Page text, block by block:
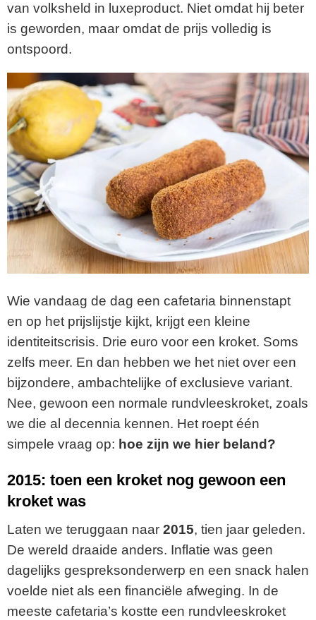
van volksheld in luxeproduct. Niet omdat hij beter
is geworden, maar omdat de prijs volledig is
ontspoord.
Wie vandaag de dag een cafetaria binnenstapt
en op het prijslijstje kijkt, krijgt een kleine
identiteitscrisis. Drie euro voor een kroket. Soms
zelfs meer. En dan hebben we het niet over een
bijzondere, ambachtelijke of exclusieve variant.
Nee, gewoon een normale rundvleeskroket, zoals
we die al decennia kennen. Het roept één
simpele vraag op: hoe zijn we hier beland?
2015: toen een kroket nog gewoon een
kroket was
Laten we teruggaan naar 2015, tien jaar geleden.
De wereld draaide anders. Inflatie was geen
dagelijks gespreksonderwerp en een snack halen
voelde niet als een financiële afweging. In de
meeste cafetaria’s kostte een rundvleeskroket